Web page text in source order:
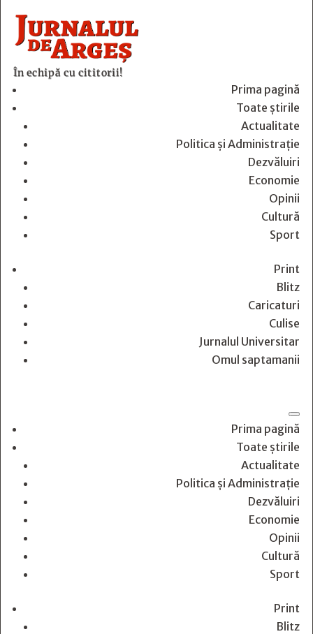
În echipă cu cititorii!
Prima pagină
Toate știrile
Actualitate
Politica și Administrație
Dezvăluiri
Economie
Opinii
Cultură
Sport
Print
Blitz
Caricaturi
Culise
Jurnalul Universitar
Omul saptamanii
Prima pagină
Toate știrile
Actualitate
Politica și Administrație
Dezvăluiri
Economie
Opinii
Cultură
Sport
Print
Blitz